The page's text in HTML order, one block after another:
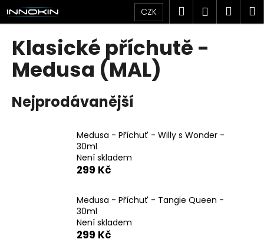
Přejít
na
obsah
CZK Hledat
Klasické příchutě -
Medusa (MAL)
Nejprodávanější
Medusa - Příchuť - Willy s Wonder -
30ml
Není skladem
299 Kč
Medusa - Příchuť - Tangie Queen -
30ml
Není skladem
299 Kč
K
o
C
o
p
o